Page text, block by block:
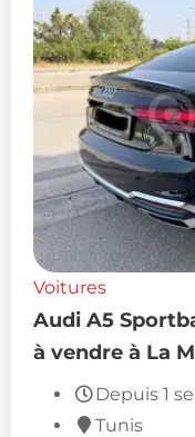
Voitures
Audi A5
à vendre à La
Depuis 1
Tunis